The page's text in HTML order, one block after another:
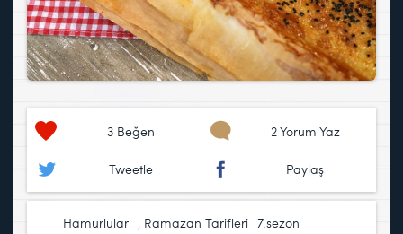
3 Beğen 2 Yorum Yaz
Tweetle Paylaş
Hamurlular Ramazan Tarifleri 7.sezon